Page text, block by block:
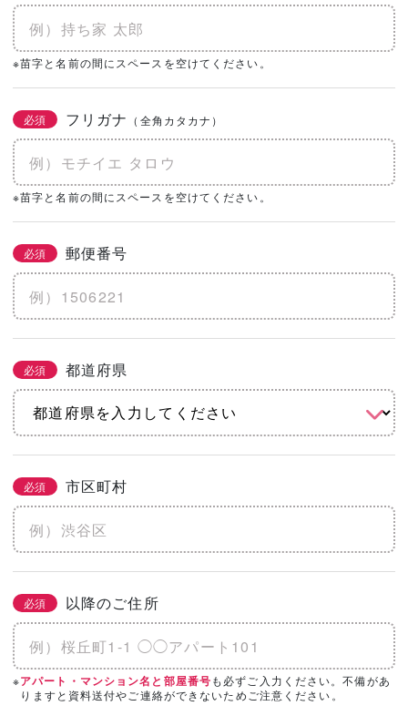
※苗字と名前の間にスペースを空けてください。
必須 フリガナ （全角カタカナ）
※苗字と名前の間にスペースを空けてください。
必須 郵便番号
必須 都道府県
必須 市区町村
必須 以降のご住所
※アパート・マンション名と部屋番号も必ずご入力ください。不備があ
りますと資料送付やご連絡ができないためご注意ください。